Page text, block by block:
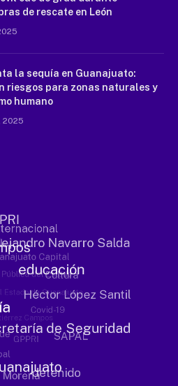
de rescate en León
la sequía en Guanajuato:
riesgos para zonas naturales y
humano
2025